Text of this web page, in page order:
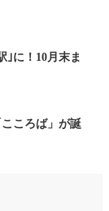
｣に！10月末ま
ころば」が誕